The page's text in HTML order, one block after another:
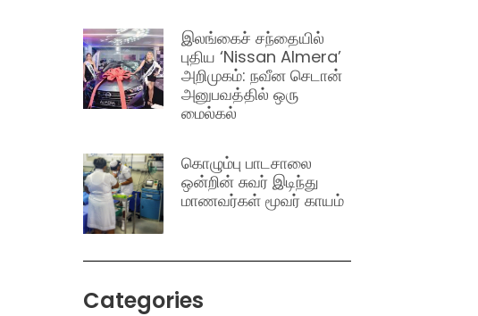
இலங்கைச் சந்தையில்
புதிய ‘Nissan Almera’
அறிமுகம்: நவீன செடான்
அனுபவத்தில் ஒரு
மைல்கல்
கொழும்பு பாடசாலை
ஒன்றின் சுவர் இடிந்து
மாணவர்கள் மூவர் காயம்
Categories